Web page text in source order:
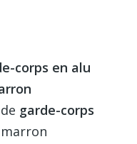
corps en alu
garde-corps